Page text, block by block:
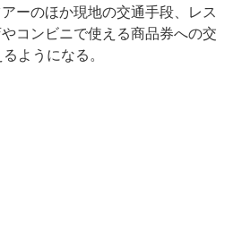
ーのほか現地の交通手段、レス
コンビニで使える商品券への交
ようになる。